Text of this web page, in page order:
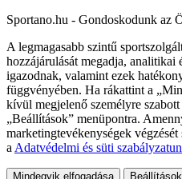
Sportano.hu - Gondoskodunk az
A legmagasabb szintű
hozzájárulását megadja, analitikai
igazodnak, valamint ezek
függvényében. Ha rákattint a
kívül megjelenő személyre
„Beállítások” menüpontra.
marketingtevékenységek
a Adatvédelmi és süti
Mindegyik elfogadása Beállítások